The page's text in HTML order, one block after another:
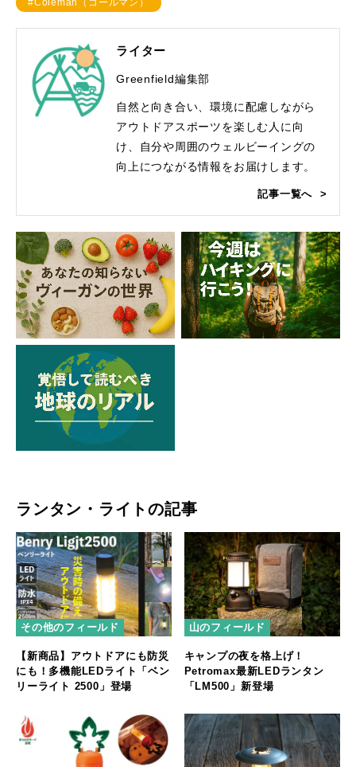
#Coleman（コールマン）
ライター
Greenfield編集部
自然と向き合い、環境に配慮しながら
アウトドアスポーツを楽しむ人に向
け、自分や周囲のウェルビーイングの
向上につながる情報をお届けします。
記事一覧へ
ランタン・ライトの記事
その他のフィールド
【新商品】アウトドアにも防災
にも！多機能LEDライト「ベン
リーライト 2500」登場
山のフィールド
キャンプの夜を格上げ！
Petromax最新LEDランタン
「LM500」新登場